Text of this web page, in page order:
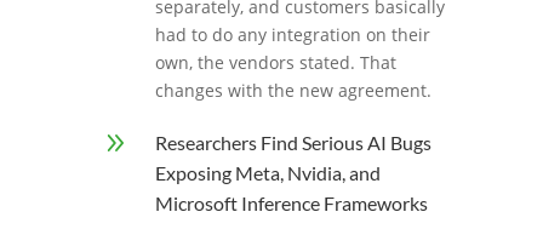
separately, and customers basically
had to do any integration on their
own, the vendors stated. That
changes with the new agreement.
9
Researchers Find Serious AI Bugs
Exposing Meta, Nvidia, and
Microsoft Inference Frameworks